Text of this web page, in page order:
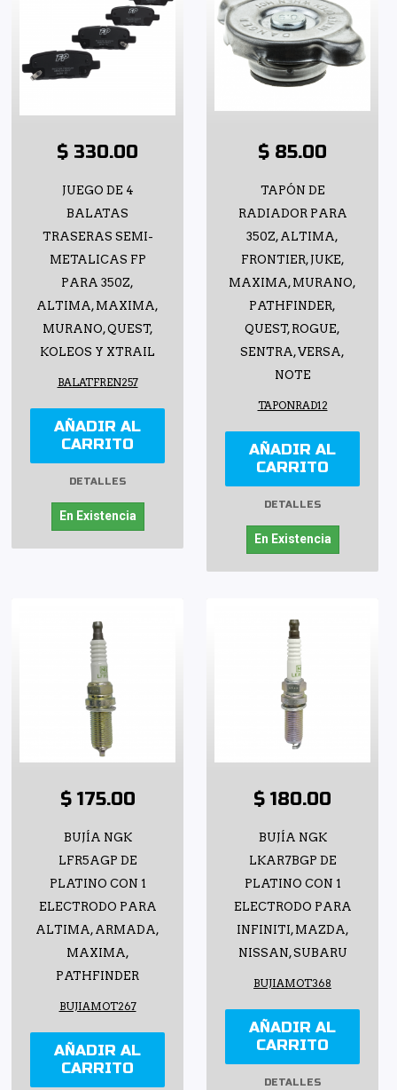
$ 330.00
JUEGO DE 4
BALATAS
TRASERAS SEMI-
METALICAS FP
PARA 350Z,
ALTIMA, MAXIMA,
MURANO, QUEST,
KOLEOS Y XTRAIL
BALATFREN257
AÑADIR AL
CARRITO
DETALLES
En Existencia
$ 85.00
TAPÓN DE
RADIADOR PARA
350Z, ALTIMA,
FRONTIER, JUKE,
MAXIMA, MURANO,
PATHFINDER,
QUEST, ROGUE,
SENTRA, VERSA,
NOTE
TAPONRAD12
AÑADIR AL
CARRITO
DETALLES
En Existencia
$ 175.00
BUJÍA NGK
LFR5AGP DE
PLATINO CON 1
ELECTRODO PARA
ALTIMA, ARMADA,
MAXIMA,
PATHFINDER
BUJIAMOT267
AÑADIR AL
CARRITO
$ 180.00
BUJÍA NGK
LKAR7BGP DE
PLATINO CON 1
ELECTRODO PARA
INFINITI, MAZDA,
NISSAN, SUBARU
BUJIAMOT368
AÑADIR AL
CARRITO
DETALLES